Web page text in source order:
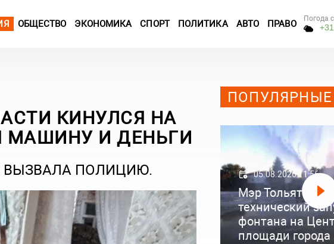
ОБЩЕСТВО ЭКОНОМИКА СПОРТ ПОЛИТИКА АВТО ПРАВО Погода
+31
КИНУЛСЯ НА
МАШИНУ И ДЕНЬГИ
ВЫЗВАЛА ПОЛИЦИЮ. 05.08.2026 11:56
Мэр Тольятти
технический
фонтана на
площади города